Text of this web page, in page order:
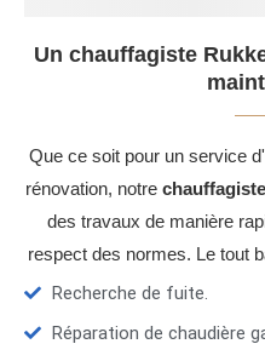
Un chauffagiste
Que ce soit pour un service
rénovation, notre
des travaux de manière
respect des normes. Le tout
Recherche de fuite.
Réparation de chaudière